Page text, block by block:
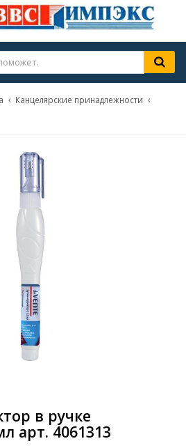
Канцелярские принадлежности
в ручке
арт. 4061313